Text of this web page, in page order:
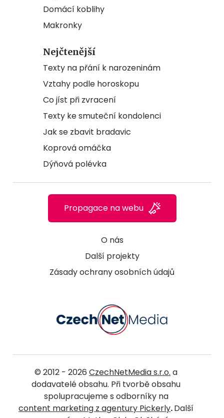
Domácí koblihy
Makronky
Nejčtenější
Texty na přání k narozeninám
Vztahy podle horoskopu
Co jíst při zvracení
Texty ke smuteční kondolenci
Jak se zbavit bradavic
Koprová omáčka
Dýňová polévka
O nás
Další projekty
Zásady ochrany osobních údajů
Propagace na webu
© 2012 - 2026 CzechNetMedia s.r.o. a
dodavatelé obsahu. Při tvorbě obsahu
spolupracujeme s odborníky na
content marketing z agentury Pickerly.Další